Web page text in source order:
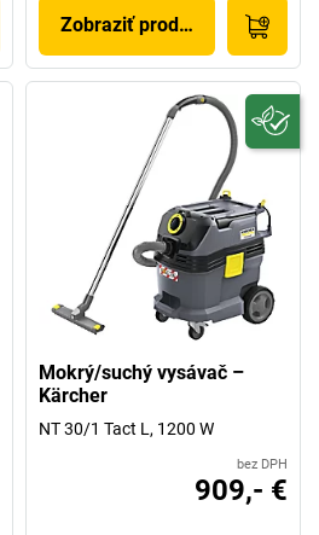
Zobraziť produkt
Mokrý/suchý vysávač –
Kärcher
NT 30/1 Tact L, 1200 W
bez DPH
909,- €